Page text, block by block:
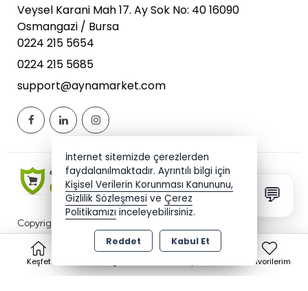
Keşfet
0
Favorilerim
Veysel Karani Mah 17. Ay Sok No: 40 16090
Osmangazi / Bursa
0224 215 5654
0224 215 5685
support@aynamarket.com
Copyright 2026 aynamarket.com - Tüm hakları saklıdır.
Kredi kartı bilgileriniz 256bit SSL sertifikası ile korunmaktadır.
Bu site AKINSOFT E-Ticaret ile hazırlanmıştır.
💬
İnternet sitemizde çerezlerden
faydalanılmaktadır. Ayrıntılı bilgi için
Kişisel Verilerin Korunması Kanununu,
Gizlilik Sözleşmesi ve Çerez
Politikamızı inceleyebilirsiniz.
Reddet Kabul Et